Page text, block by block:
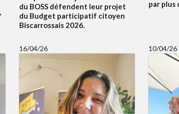
du BOSS défendent leur projet
du Budget participatif citoyen
Biscarrossais 2026.
par plus
16/04/26 10/04/26